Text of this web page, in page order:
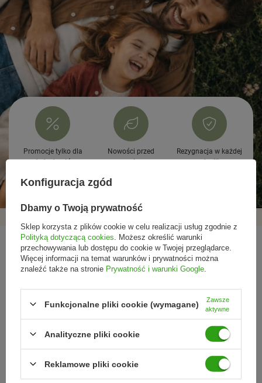
Promocje tylko dla
subskrybentów
Nowości przed
premierą
Rezygnacja w każdej
chwili
REGULAMINY
SPRAWDŹ NAS
MOJE ZAMÓWIENIE
Konfiguracja zgód
Dbamy o Twoją prywatność
Sklep korzysta z plików cookie w celu realizacji usług zgodnie z
Polityką dotyczącą cookies . Możesz określić warunki
przechowywania lub dostępu do cookie w Twojej przeglądarce.
Więcej informacji na temat warunków i prywatności można
znaleźć także na stronie Prywatność i warunki Google
Funkcjonalne pliki cookie (wymagane)
Zawsze
aktywne
Analityczne pliki cookie
Reklamowe pliki cookie